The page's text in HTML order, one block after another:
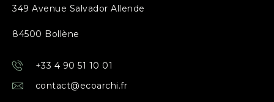
349 Avenue Salvador Allende
84500 Bollène
+33 4 90 51 10 01
contact@ecoarchi.fr